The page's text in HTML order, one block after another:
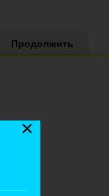
×
Продолжить